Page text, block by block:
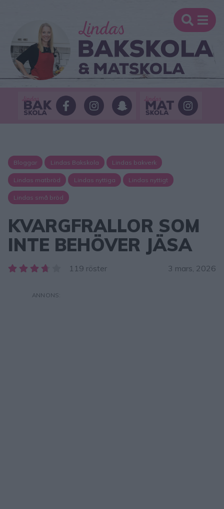
Bloggar Lindas Bakskola Lindas bakverk
Lindas matbröd Lindas nyttiga Lindas nyttigt
Lindas små bröd
KVARGFRALLOR SOM
INTE BEHÖVER JÄSA
119 röster 3 mars, 2026